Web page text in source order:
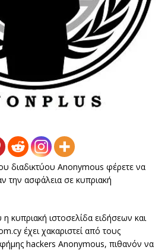
διαδικτύου Anonymous φέρετε να
την ασφάλεια σε κυπριακή
κυπριακή ιστοσελίδα ειδήσεων και
έχει χακαριστεί από τους
hackers Anonymous, πιθανόν να